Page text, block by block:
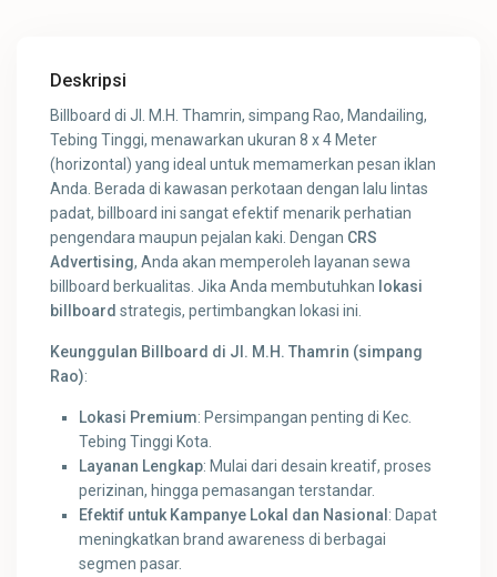
Deskripsi
Billboard di Jl. M.H. Thamrin, simpang Rao, Mandailing,
Tebing Tinggi, menawarkan ukuran 8 x 4 Meter
(horizontal) yang ideal untuk memamerkan pesan iklan
Anda. Berada di kawasan perkotaan dengan lalu lintas
padat, billboard ini sangat efektif menarik perhatian
pengendara maupun pejalan kaki. Dengan CRS
Advertising, Anda akan memperoleh layanan sewa
billboard berkualitas. Jika Anda membutuhkan lokasi
billboard strategis, pertimbangkan lokasi ini.
Keunggulan Billboard di Jl. M.H. Thamrin (simpang
Rao):
Lokasi Premium: Persimpangan penting di Kec.
Tebing Tinggi Kota.
Layanan Lengkap: Mulai dari desain kreatif, proses
perizinan, hingga pemasangan terstandar.
Efektif untuk Kampanye Lokal dan Nasional : Dapat
meningkatkan brand awareness di berbagai
segmen pasar.